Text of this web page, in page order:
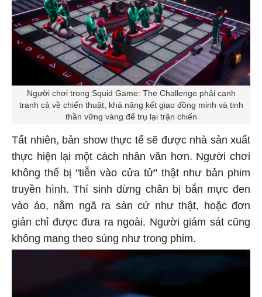
Người chơi trong Squid Game: The Challenge phải cạnh
tranh cả về chiến thuật, khả năng kết giao đồng minh và tinh
thần vững vàng để trụ lại trận chiến
Tất nhiên, bản show thực tế sẽ được nhà sản xuất
thực hiện lại một cách nhân văn hơn. Người chơi
không thể bị "tiễn vào cửa tử" thật như bản phim
truyền hình. Thí sinh dừng chân bị bắn mực đen
vào áo, nằm ngã ra sàn cứ như thật, hoặc đơn
giản chỉ được đưa ra ngoài. Người giám sát cũng
không mang theo súng như trong phim.